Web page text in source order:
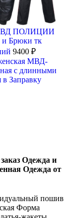
МВД ПОЛИЦИИ
и Брюки тк
9400 ₽
МВД-
с длинными
в Заправку
Одежда и
Одежда от
пошив
Форма